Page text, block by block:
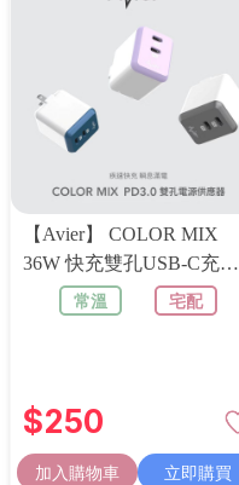
【Avier】 COLOR MIX
36W 快充雙孔USB-C充電
常溫 宅配
$250
加入購物車 立即購買